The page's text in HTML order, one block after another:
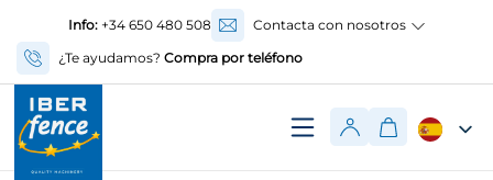
Info:+34 650 480 508
Contacta con nosotros
¿Te ayudamos? Compra por teléfono